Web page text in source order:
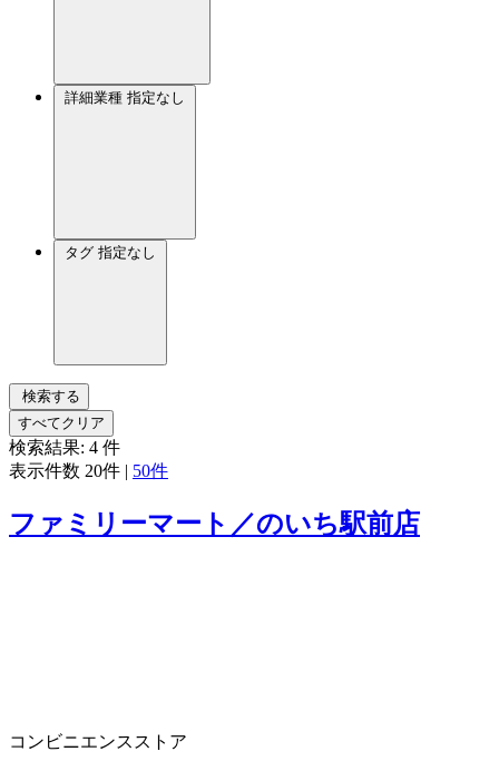
詳細業種 指定なし
タグ 指定なし
検索する
すべてクリア
検索結果: 4 件
表示件数 20件 | 50件
ファミリーマート／のいち駅前店
コンビニエンスストア